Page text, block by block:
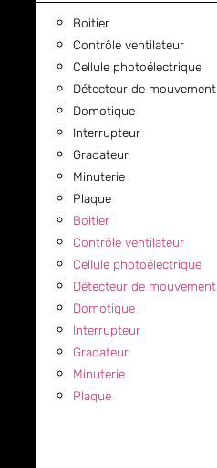
Boitier
Contrôle ventilateur
Cellule photoélectrique
Détecteur de mouvement
Domotique
Interrupteur
Gradateur
Minuterie
Plaque
Boitier
Contrôle ventilateur
Cellule photoélectrique
Détecteur de mouvement
Domotique
Interrupteur
Gradateur
Minuterie
Plaque